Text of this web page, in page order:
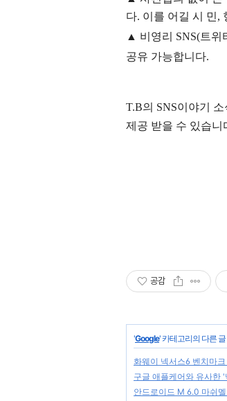
다. 이를 어길 시 민,
▲ 비영리 SNS(트위
공유 가능합니다.
T.B의 SNS이야기 소
제공 받을 수 있습니
공감
'Google' 카테고리의 다른 글
화웨이 넥서스6 벤치마
구글 애플케어와 유사한
안드로이드 M 6.0 마쉬